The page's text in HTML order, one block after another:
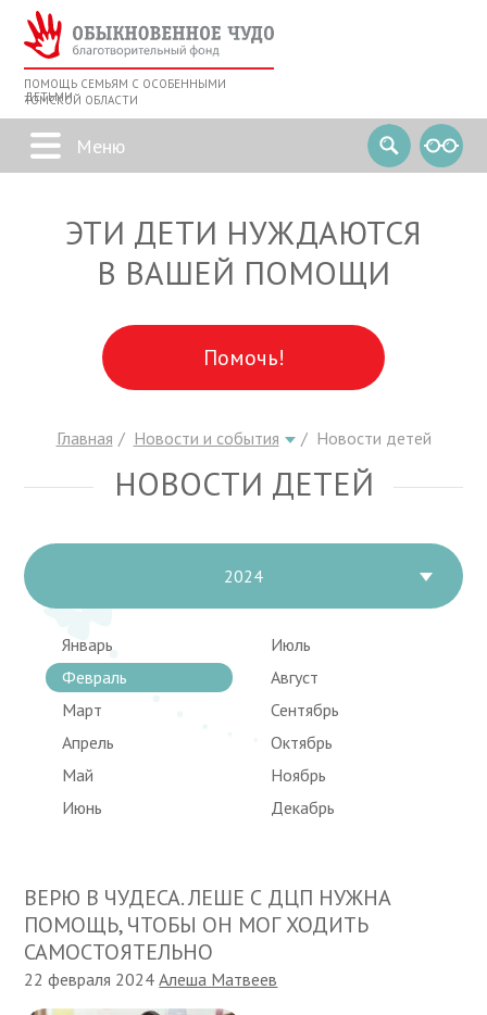
ПОМОЩЬ СЕМЬЯМ С ОСОБЕННЫМИ
ДЕТЬМИ
ТОМСКОЙ ОБЛАСТИ
ЭТИ ДЕТИ НУЖДАЮТСЯ
В ВАШЕЙ ПОМОЩИ
Помочь!
Главная Новости и события Новости детей
НОВОСТИ ДЕТЕЙ
2024
Январь
Февраль
Март
Апрель
Май
Июнь
Июль
Август
Сентябрь
Октябрь
Ноябрь
Декабрь
ВЕРЮ В ЧУДЕСА. ЛЕШЕ С ДЦП НУЖНА
ПОМОЩЬ, ЧТОБЫ ОН МОГ ХОДИТЬ
САМОСТОЯТЕЛЬНО
22 февраля 2024Алеша Матвеев